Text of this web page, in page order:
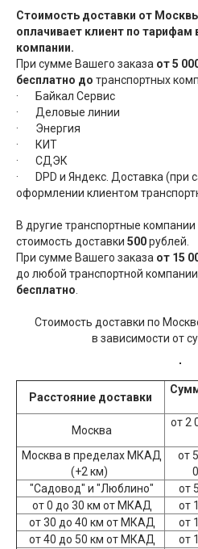
Стоимость доставки от
оплачивает клиент по тарифам
компании.
При сумме Вашего заказа от 5
бесплатно до транспортных
· Байкал Сервис
· Деловые линии
· Энергия
· КИТ
· СДЭК
· DPD и Яндекс. Доставка (при
оформлении клиентом
В другие транспортные
стоимость доставки 500рублей.
При сумме Вашего заказа от 15
до любой транспортной
бесплатно.
Стоимость доставки по
в зависимости от
Расстояние доставки
Москва
от 2
Москва в пределах МКАД
(+2 км)
от
"Садовод" и "Люблино"
от
от 0 до 30 км от МКАД
от
от 30 до 40 км от МКАД
от
от 40 до 50 км от МКАД
от